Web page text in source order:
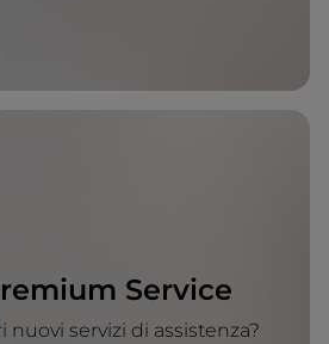
Service
nuovi servizi di assistenza?